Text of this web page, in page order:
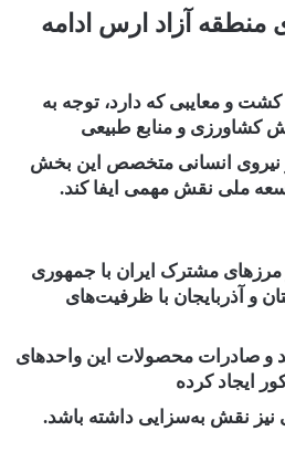
منطقه آزاد ارس ادامه
کشت و معایبی که دارد، توجه به
کشاورزی و منابع طبیعی
و نیروی انسانی متخصص این بخش
ملی نقش مهمی ایفا کند.
مشترک ایران با جمهوری
و آذربایجان با ظرفیت‌های
و صادرات محصولات این واحد‌های
ایجاد کرده
نیز نقش به‌سزایی داشته باشد.